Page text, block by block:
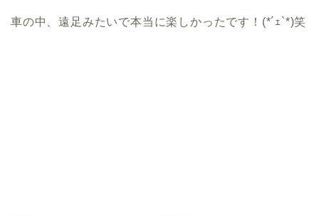
車の中、遠足みたいで本当に楽しかったです！(*´ｪ`*)笑